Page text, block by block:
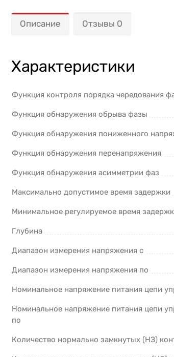
Описание Отзывы 0
Характеристики
Функция контроля порядка чередования
Функция обнаружения обрыва фазы
Функция обнаружения пониженного
Функция обнаружения перенапряжения
Функция обнаружения асимметрии фаз
Максимально допустимое время задержки
Минимальное регулируемое время
Глубина
Диапазон измерения напряжения с
Диапазон измерения напряжения по
Номинальное напряжение питания цепи
Номинальное напряжение питания цепи
по
Количество нормально замкнутых (НЗ)